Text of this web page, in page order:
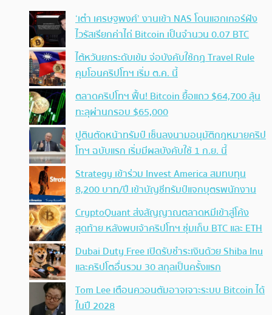
‘เต๋า เศรษฐพงศ์’ งานเข้า NAS โดนแฮกเกอร์ฝัง
ไวรัสเรียกค่าไถ่ Bitcoin เป็นจำนวน 0.07 BTC
ไต้หวันยกระดับเข้ม จ่อบังคับใช้กฏ Travel Rule
คุมโอนคริปโทฯ เริ่ม ต.ค. นี้
ตลาดคริปโทฯ ฟื้น! Bitcoin ยื้อแถว $64,700 ลุ้น
ทะลุผ่านกรอบ $65,000
ปูตินตัดหน้าทรัมป์ เซ็นลงนามอนุมัติกฎหมายคริป
โทฯ ฉบับแรก เริ่มมีผลบังคับใช้ 1 ก.ย. นี้
Strategy เข้าร่วม Invest America สมทบทุน
8,200 บาท/ปี เข้าบัญชีทรัมป์แจกบุตรพนักงาน
CryptoQuant ส่งสัญญาณตลาดหมีเข้าสู่โค้ง
สุดท้าย หลังพบเจ้าคริปโทฯ ซุ่มเก็บ BTC และ ETH
Dubai Duty Free เปิดรับชำระเงินด้วย Shiba Inu
และคริปโตอื่นรวม 30 สกุลเป็นครั้งแรก
Tom Lee เตือนควอนตัมอาจเจาะระบบ Bitcoin ได้
ในปี 2028